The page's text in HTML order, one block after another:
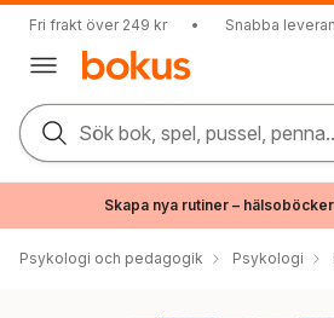
Fri frakt över 249 kr • Snabba
Sök bok, spel, pussel,
Skapa nya rutiner –
Psykologi och pedagogik Psykologi